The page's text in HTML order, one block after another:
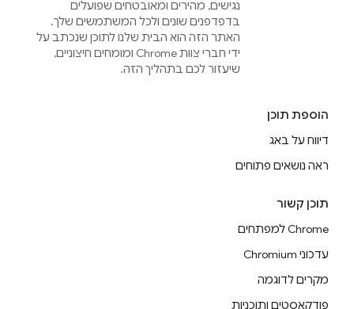
נגישים, מהירים ומאובטחים שפועלים
בדפדפנים שונים ולכל המשתמשים שלך.
האתר הזה הוא הבית שלנו לתוכן שנכתב על
ידי חברי צוות Chrome ומומחים חיצוניים,
שיעזור לכם בתהליך הזה.
הוספת תוכן
דיווח על באג
ראה נושאים פתוחים
תוכן קשור
Chrome למפתחים
עדכוני Chromium
מקרים לדוגמה
פודקאסטים ותוכניות